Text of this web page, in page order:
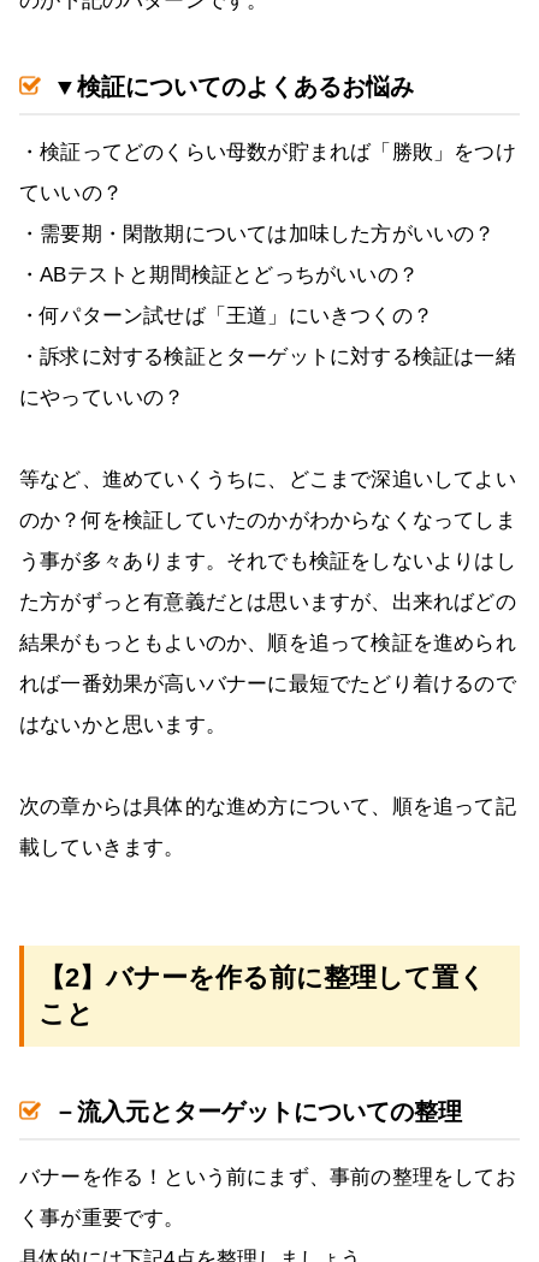
▼検証についてのよくあるお悩み
・検証ってどのくらい母数が貯まれば「勝敗」をつけ
ていいの？
・需要期・閑散期については加味した方がいいの？
・ABテストと期間検証とどっちがいいの？
・何パターン試せば「王道」にいきつくの？
・訴求に対する検証とターゲットに対する検証は一緒
にやっていいの？
等など、進めていくうちに、どこまで深追いしてよい
のか？何を検証していたのかがわからなくなってしま
う事が多々あります。それでも検証をしないよりはし
た方がずっと有意義だとは思いますが、出来ればどの
結果がもっともよいのか、順を追って検証を進められ
れば一番効果が高いバナーに最短でたどり着けるので
はないかと思います。
次の章からは具体的な進め方について、順を追って記
載していきます。
【2】バナーを作る前に整理して置く
こと
－流入元とターゲットについての整理
バナーを作る！という前にまず、事前の整理をしてお
く事が重要です。